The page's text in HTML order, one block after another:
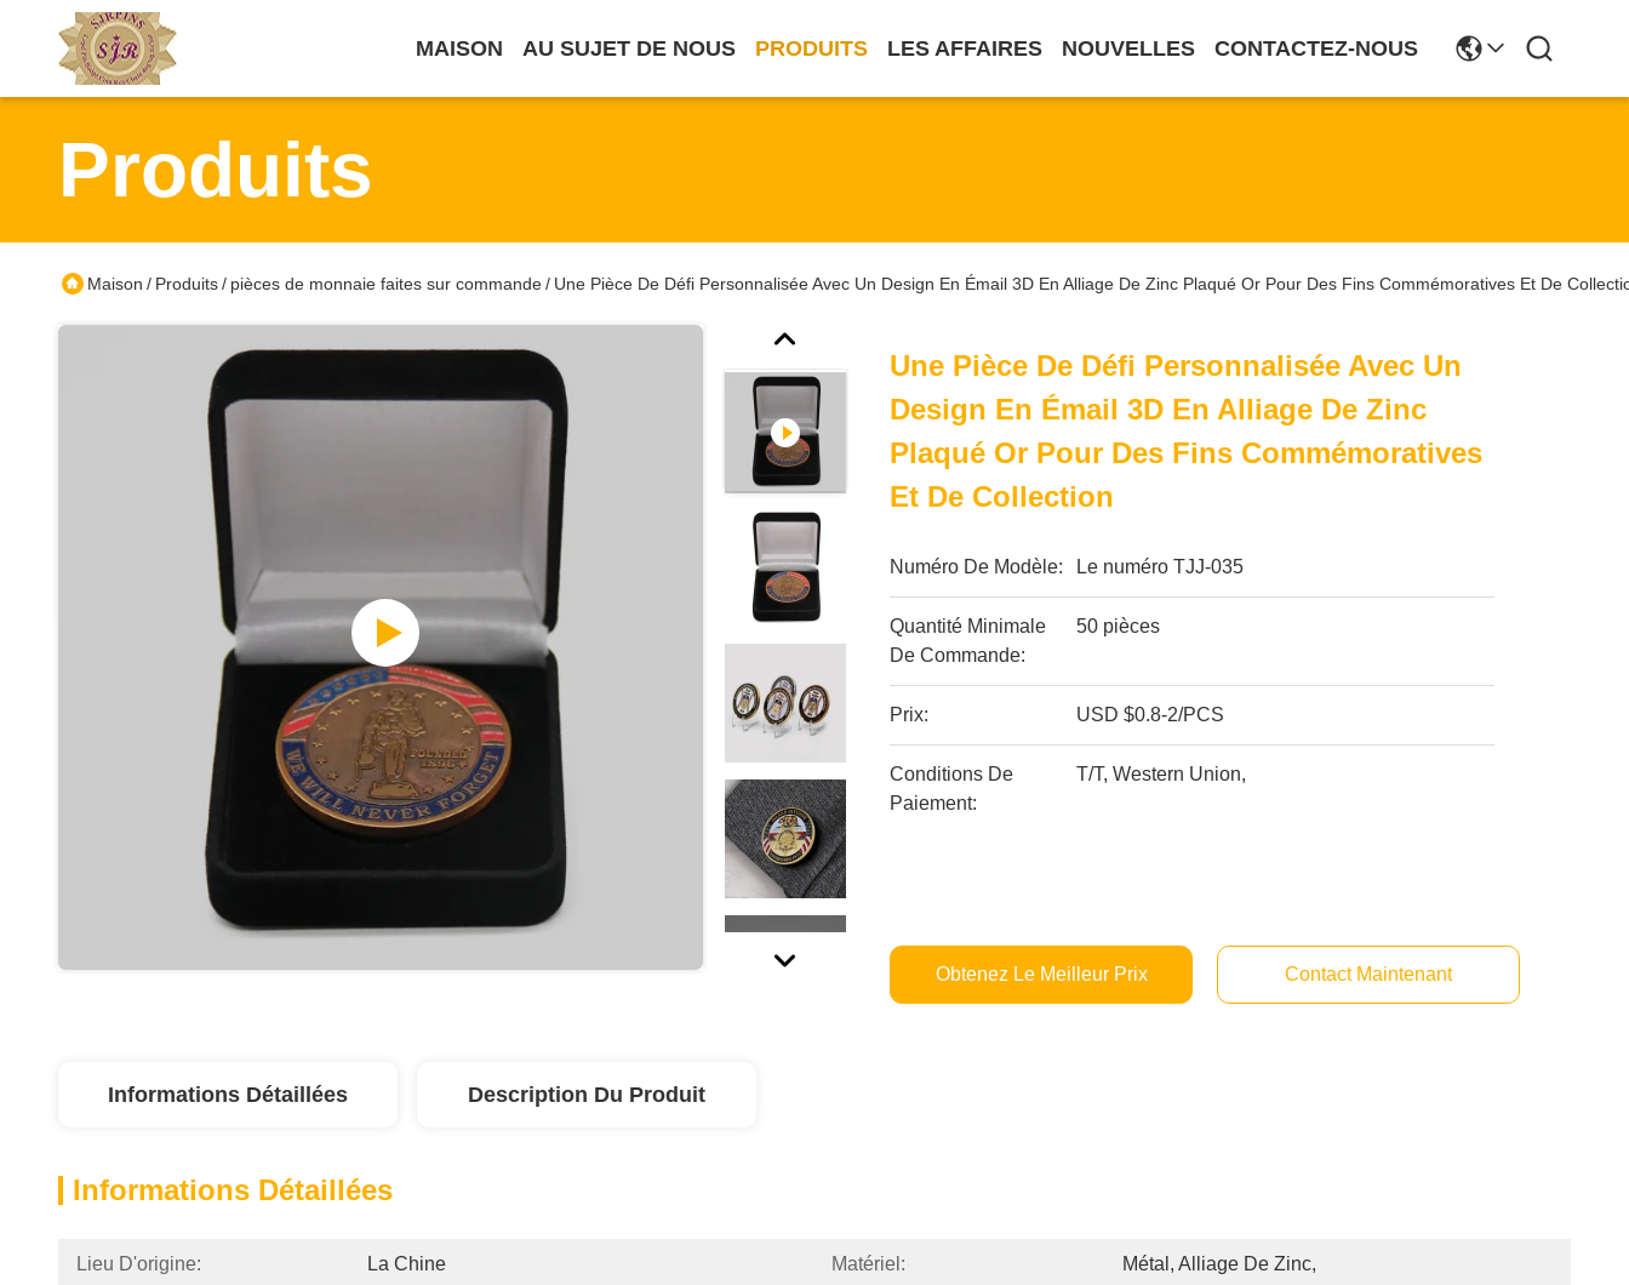
MAISON AU SUJET DE NOUS PRODUITS LES AFFAIRES NOUVELLES CONTACTEZ-NOUS
Produits
Maison / Produits/ pièces de monnaie faites sur commande/ Une Pièce De Défi Personnalisée Avec Un Design En Émail 3D En Alliage De Zinc Plaqué Or Pour Des Fins Commémoratives Et De
Une Pièce De Défi Personnalisée Avec Un
Design En Émail 3D En Alliage De Zinc
Plaqué Or Pour Des Fins Commémoratives
Et De Collection
Numéro De Modèle: Le numéro TJJ-035
Quantité Minimale
De Commande:
50 pièces
Prix: USD $0.8-2/PCS
Conditions De
Paiement:
T/T, Western Union,
Obtenez Le Meilleur Prix Contact Maintenant
Informations Détaillées Description Du Produit
Informations Détaillées
Lieu D'origine: La Chine Matériel: Métal, Alliage De Zinc,